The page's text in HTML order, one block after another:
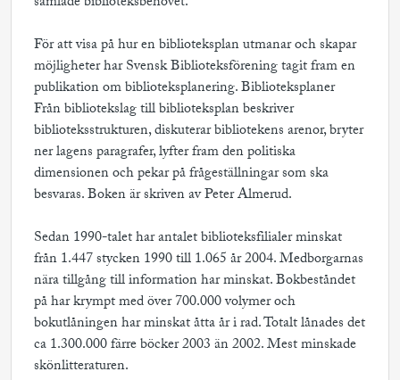
För att visa på hur en biblioteksplan utmanar och skapar
möjligheter har Svensk Biblioteksförening tagit fram en
publikation om biblioteksplanering. Biblioteksplaner 
Från bibliotekslag till biblioteksplan beskriver
biblioteksstrukturen, diskuterar bibliotekens arenor, bryter
ner lagens paragrafer, lyfter fram den politiska
dimensionen och pekar på frågeställningar som ska
besvaras. Boken är skriven av Peter Almerud.
Sedan 1990-talet har antalet biblioteksfilialer minskat
från 1.447 stycken 1990 till 1.065 år 2004. Medborgarnas
nära tillgång till information har minskat. Bokbeståndet
på har krympt med över 700.000 volymer och
bokutlåningen har minskat åtta år i rad. Totalt lånades det
ca 1.300.000 färre böcker 2003 än 2002. Mest minskade
skönlitteraturen.